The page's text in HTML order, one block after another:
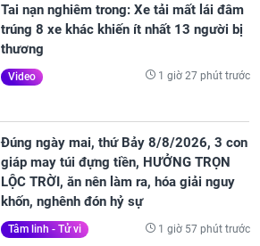
Tai nạn nghiêm trong: Xe tải mất lái đâm
trúng 8 xe khác khiến ít nhất 13 người bị
thương
Video 1 giờ 27 phút trước
Đúng ngày mai, thứ Bảy 8/8/2026, 3 con
giáp may túi đựng tiền, HƯỞNG TRỌN
LỘC TRỜI, ăn nên làm ra, hóa giải nguy
khốn, nghênh đón hỷ sự
Tâm linh - Tử vi 1 giờ 57 phút trước